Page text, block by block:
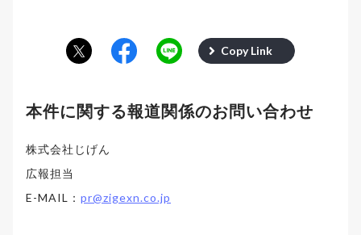
Copy Link
本件に関する報道関係のお問い合わせ
株式会社じげん
広報担当
E-MAIL： pr@zigexn.co.jp